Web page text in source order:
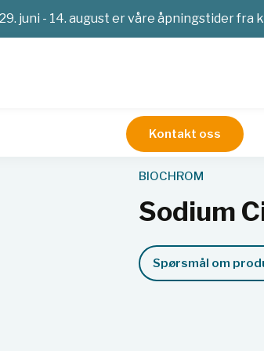
29. juni - 14. august er våre åpningstider fra
Kontakt oss
Sodium Citrate Buffer
BIOCHROM
Sodium
Spørsmål om